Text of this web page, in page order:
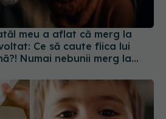
Ce să caute fiica lui
Numai nebunii merg la